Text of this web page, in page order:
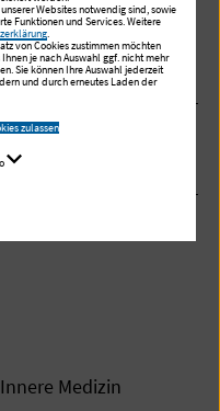
Klinik,
Eppendorf,
Stahl
Kings
Medizin
Websites notwendig sind, sowie
Funktionen und Services. Weitere
von Cookies zustimmen möchten
je nach Auswahl ggf. nicht mehr
Sie können Ihre Auswahl jederzeit
und durch erneutes Laden der
zulassen